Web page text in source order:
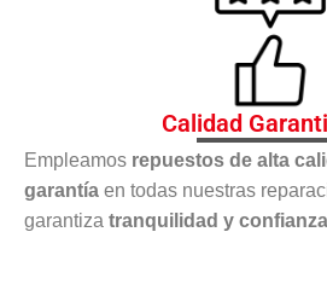
Calidad
Empleamos repuestos de alta
garantía en todas nuestras
garantiza tranquilidad y confianza